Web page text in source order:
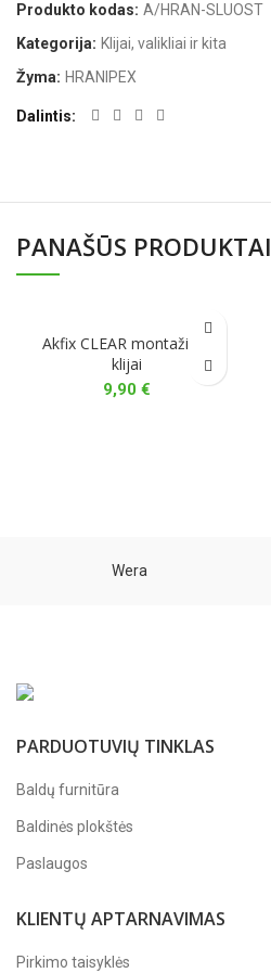
Produkto kodas: A/HRAN-SLUOST
Kategorija: Klijai, valikliai ir kita
Žyma: HRANIPEX
Dalintis
PANAŠŪS PRODUKTAI
Akfix CLEAR montažiniai
klijai
9,90 €
Wera
PARDUOTUVIŲ TINKLAS
Baldų furnitūra
Baldinės plokštės
Paslaugos
KLIENTŲ APTARNAVIMAS
Pirkimo taisyklės